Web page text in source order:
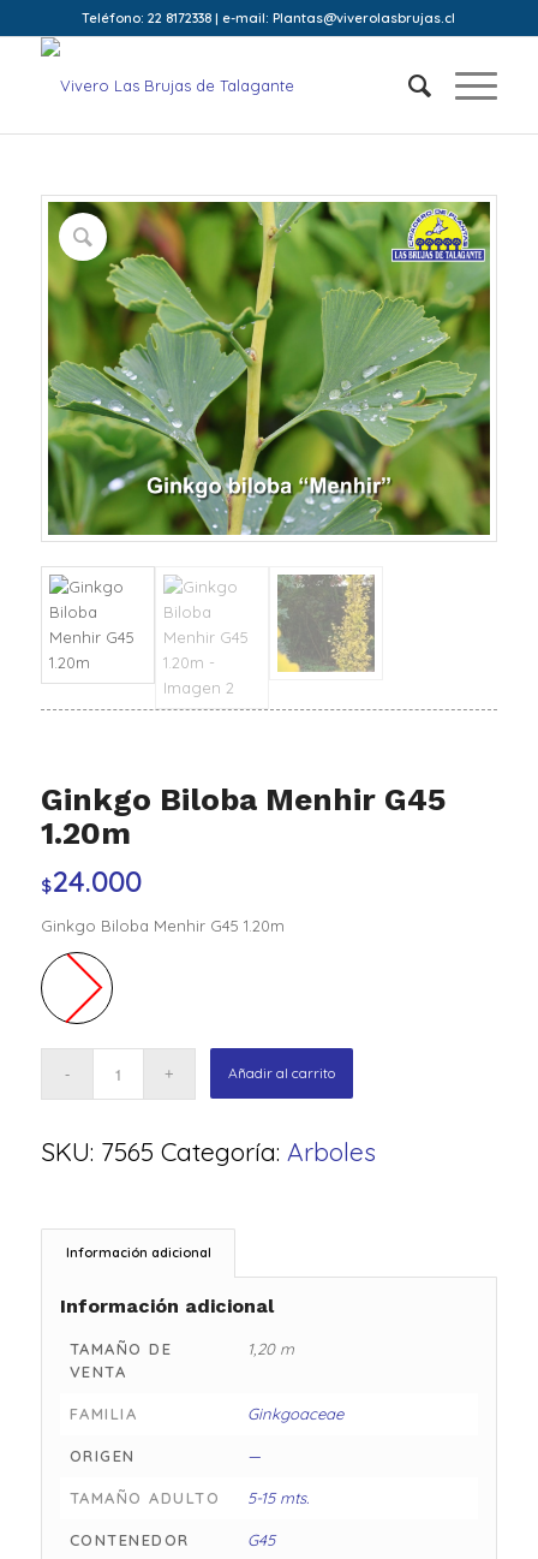
Teléfono: 22 8172338 | e-mail: Plantas@viverolasbrujas.cl
Ginkgo Biloba Menhir G45
1.20m
$24.000
Ginkgo Biloba Menhir G45 1.20m
Añadir al carrito
SKU: 7565 Categoría: Arboles
Información adicional
Información adicional
TAMAÑO DE
VENTA
1,20 m
FAMILIA Ginkgoaceae
ORIGEN —
TAMAÑO ADULTO 5-15 mts.
CONTENEDOR G45